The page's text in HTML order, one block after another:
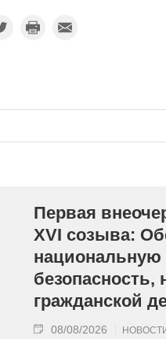
Первая
XVI созыва:
национальную
безопасность,
гражданской
08/08/2026